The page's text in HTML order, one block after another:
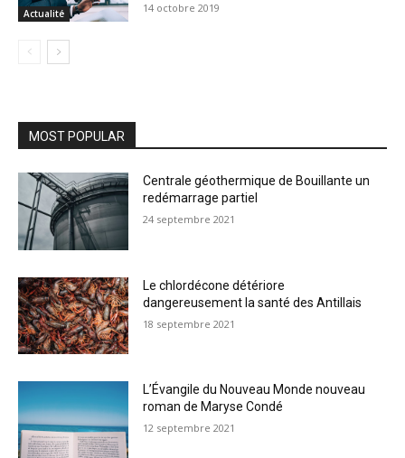
Actualité 14 octobre 2019
MOST POPULAR
Centrale géothermique de Bouillante un
redémarrage partiel
24 septembre 2021
Le chlordécone détériore
dangereusement la santé des Antillais
18 septembre 2021
L’Évangile du Nouveau Monde nouveau
roman de Maryse Condé
12 septembre 2021